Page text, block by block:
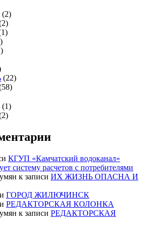
(2)
(22)
(1)
КГУП «Камчатский водоканал»
систему расчетов с потребителями
к записи ИХ ЖИЗНЬ ОПАСНА И
ГОРОД ЖИЛЮЧИНСК
РЕДАКТОРСКАЯ КОЛОНКА
к записи РЕДАКТОРСКАЯ